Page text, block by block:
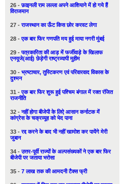
26 -फ़ाइनली राम लल्ला अपने आशियाने में हो गये हैं
विराजमान
27 -राजस्थान का ऊँट किस छोर करवट लेगा
28 -एक बार फिर गणपति मय हुई माया नगरी मुंबई
29 -पत्रकारिता की आड़ में फर्जीवाड़े के खिलाफ
एनयूजे(आई) छेड़ेगी राष्ट्रव्यापी मुहीम
30 - भ्रष्टाचार, तुस्टिकरण एवं परिवारवाद विकास के
दुश्मन
31 -एक बार फिर शुरू हुई पश्चिम बंगाल में रक्त रंजित
राजनीति
32 -नहीं होगा बीजेपी के लिऐ आसान कर्नाटक में
कांग्रेस के चक्रव्यूह को भेद पाना
33 -रद्द करने के बाद भी नहीं खामोश कर पायेंगे मेरी
जुबान
34 -उत्तर-पूर्वी राज्यों के अल्पसंख्यकों ने एक बार फिर
बीजेपी पर जताया भरोसा
35 - 7 लाख तक की आमदनी टैक्स फ्री